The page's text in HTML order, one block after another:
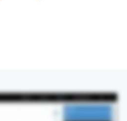
process visually and does not contain spoken audio.